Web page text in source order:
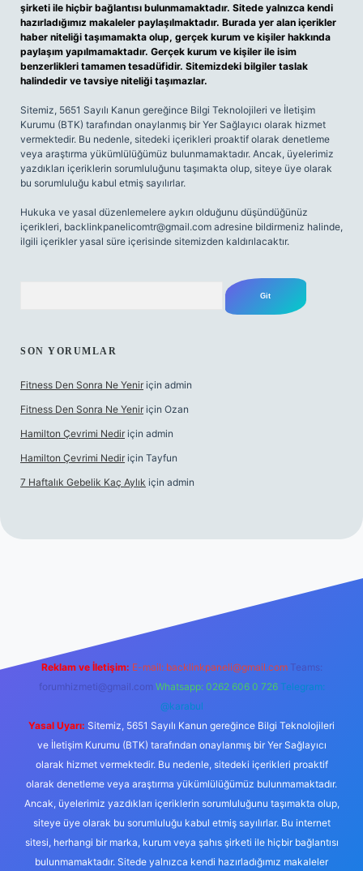
şirketi ile hiçbir bağlantısı bulunmamaktadır. Sitede yalnızca kendi
hazırladığımız makaleler paylaşılmaktadır. Burada yer alan içerikler
haber niteliği taşımamakta olup, gerçek kurum ve kişiler hakkında
paylaşım yapılmamaktadır. Gerçek kurum ve kişiler ile isim
benzerlikleri tamamen tesadüfidir. Sitemizdeki bilgiler taslak
halindedir ve tavsiye niteliği taşımazlar.
Sitemiz, 5651 Sayılı Kanun gereğince Bilgi Teknolojileri ve İletişim
Kurumu (BTK) tarafından onaylanmış bir Yer Sağlayıcı olarak hizmet
vermektedir. Bu nedenle, sitedeki içerikleri proaktif olarak denetleme
veya araştırma yükümlülüğümüz bulunmamaktadır. Ancak, üyelerimiz
yazdıkları içeriklerin sorumluluğunu taşımakta olup, siteye üye olarak
bu sorumluluğu kabul etmiş sayılırlar.
Hukuka ve yasal düzenlemelere aykırı olduğunu düşündüğünüz
içerikleri, backlinkpanelicomtr@gmail.com adresine bildirmeniz halinde,
ilgili içerikler yasal süre içerisinde sitemizden kaldırılacaktır.
SON YORUMLAR
Fitness Den Sonra Ne Yenir için admin
Fitness Den Sonra Ne Yenir için Ozan
Hamilton Çevrimi Nedir için admin
Hamilton Çevrimi Nedir için Tayfun
7 Haftalık Gebelik Kaç Aylık için admin
Reklam ve İletişim: E-mail: backlinkpaneli@gmail.com Teams:
forumhizmeti@gmail.com Whatsapp: 0262 606 0 726 Telegram:
@karabul
Yasal Uyarı: Sitemiz, 5651 Sayılı Kanun gereğince Bilgi Teknolojileri
ve İletişim Kurumu (BTK) tarafından onaylanmış bir Yer Sağlayıcı
olarak hizmet vermektedir. Bu nedenle, sitedeki içerikleri proaktif
olarak denetleme veya araştırma yükümlülüğümüz bulunmamaktadır.
Ancak, üyelerimiz yazdıkları içeriklerin sorumluluğunu taşımakta olup,
siteye üye olarak bu sorumluluğu kabul etmiş sayılırlar. Bu internet
sitesi, herhangi bir marka, kurum veya şahıs şirketi ile hiçbir bağlantısı
bulunmamaktadır. Sitede yalnızca kendi hazırladığımız makaleler